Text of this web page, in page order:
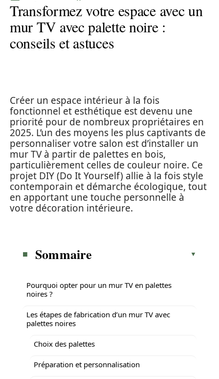
Transformez votre espace avec un
mur TV avec palette noire :
conseils et astuces
Créer un espace intérieur à la fois
fonctionnel et esthétique est devenu une
priorité pour de nombreux propriétaires en
2025. L’un des moyens les plus captivants de
personnaliser votre salon est d’installer un
mur TV à partir de palettes en bois,
particulièrement celles de couleur noire. Ce
projet DIY (Do It Yourself) allie à la fois style
contemporain et démarche écologique, tout
en apportant une touche personnelle à
votre décoration intérieure.
Sommaire
Pourquoi opter pour un mur TV en palettes
noires ?
Les étapes de fabrication d’un mur TV avec
palettes noires
Choix des palettes
Préparation et personnalisation